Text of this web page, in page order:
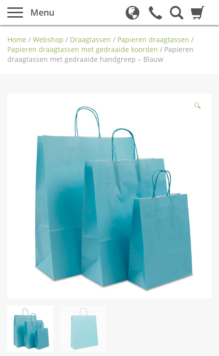
Menu
Home / Webshop / Draagtassen / Papieren draagtassen /
Papieren draagtassen met gedraaide koorden / Papieren
draagtassen met gedraaide handgreep – Blauw
🔍